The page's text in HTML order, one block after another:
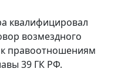
квалифицировал
возмездного
к правоотношениям
39 ГК РФ.